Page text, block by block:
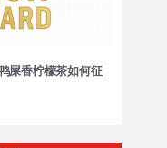
屎香柠檬茶如何征